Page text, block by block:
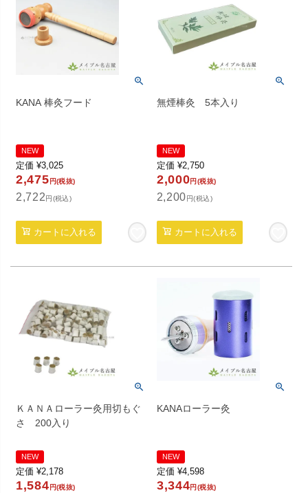
KANA 棒灸フード
NEW
定価 ¥3,025
2,475 円(税抜)
2,722円(税込)
カートに入れる
無煙棒灸 5本入り
NEW
定価 ¥2,750
2,000円(税抜)
2,200円(税込)
カートに入れる
ＫＡＮＡローラー灸用切もぐ
さ 200入り
NEW
定価 ¥2,178
1,584 円(税抜)
KANAローラー灸
NEW
定価 ¥4,598
3,344円(税抜)